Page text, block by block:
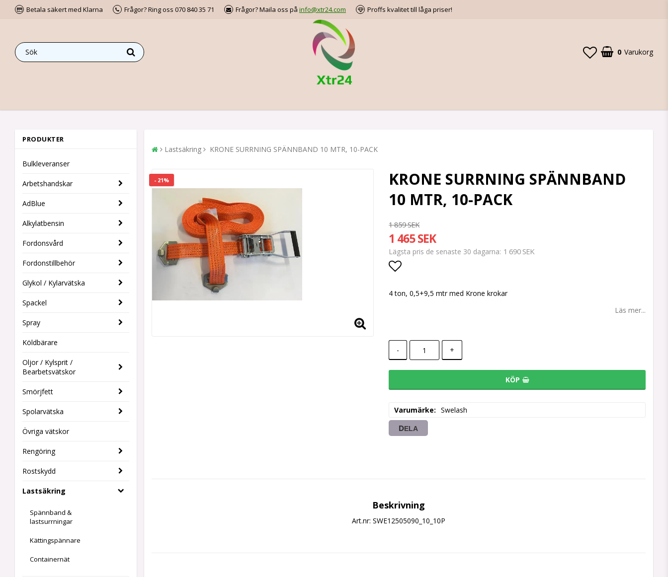
Betala säkert med Klarna Frågor? Ring oss 070 840 35 71 Frågor? Maila oss på info@xtr24.com Proffs kvalitet till låga priser!
0 Varukorg
PRODUKTER
Bulkleveranser
Arbetshandskar
AdBlue
Alkylatbensin
Fordonsvård
Fordonstillbehör
Glykol / Kylarvätska
Spackel
Spray
Köldbärare
Oljor / Kylsprit /
Bearbetsvätskor
Smörjfett
Spolarvätska
Övriga vätskor
Rengöring
Rostskydd
Lastsäkring
Spännband &
lastsurrningar
Kättingspännare
Containernät
Lastsäkring KRONE SURRNING SPÄNNBAND 10 MTR, 10-PACK
- 21%
KRONE SURRNING SPÄNNBAND
10 MTR, 10-PACK
1 859 SEK
1 465 SEK
Lägsta pris de senaste 30 dagarna 1 690 SEK
4 ton, 0,5+9,5 mtr med Krone krokar
Läs mer...
- +
KÖP
Varumärke Swelash
DELA
Beskrivning
Art.nr: SWE12505090_10_10P